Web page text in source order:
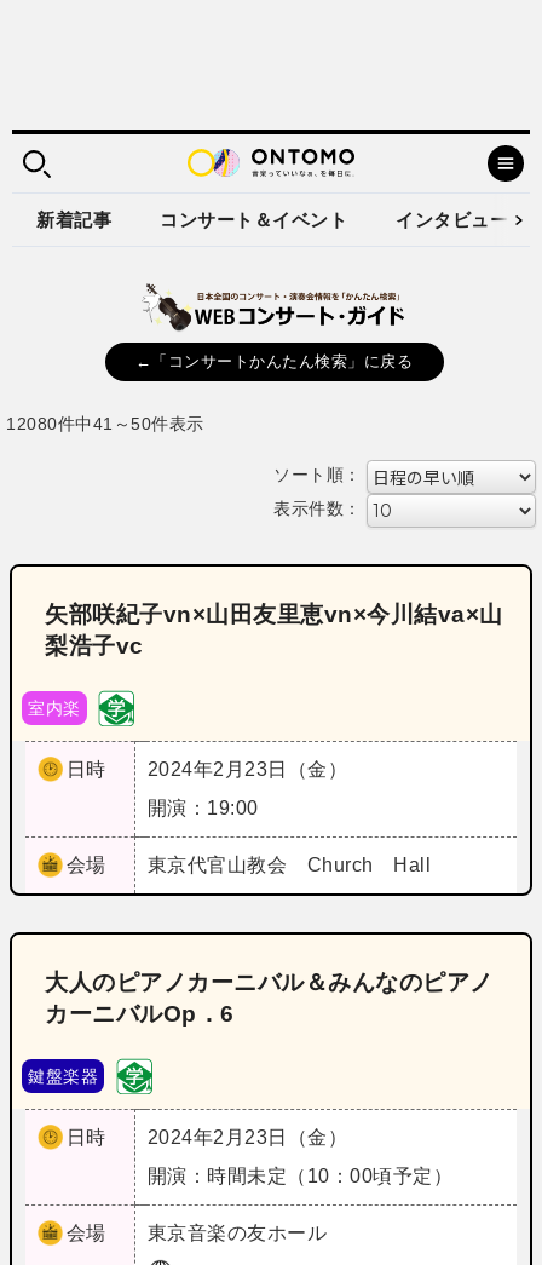
新着記事 コンサート＆イベント インタビュー
←「コンサートかんたん検索」に戻る
12080件中41～50件表示
ソート順：
表示件数：
矢部咲紀子vn×山田友里恵vn×今川結va×山
梨浩子vc
室内楽
日時
2024年2月23日（金）
開演：19:00
会場 東京代官山教会 Church Hall
大人のピアノカーニバル＆みんなのピアノ
カーニバルOp．6
鍵盤楽器
日時
2024年2月23日（金）
開演：時間未定（10：00頃予定）
会場 東京音楽の友ホール